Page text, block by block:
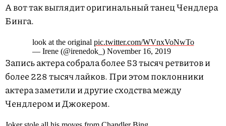
А вот так выглядит оригинальный танец Чендлера
Бинга.
look at the original pic.twitter.com/WVnxVoNwTo
— Irene (@irenedok_) November 16, 2019
Запись актера собрала более 53 тысяч ретвитов и
более 228 тысяч лайков. При этом поклонники
актера заметили и другие сходства между
Чендлером и Джокером.